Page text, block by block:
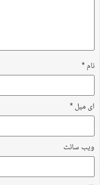
نام*
ای میل*
ویب‌ سائٹ